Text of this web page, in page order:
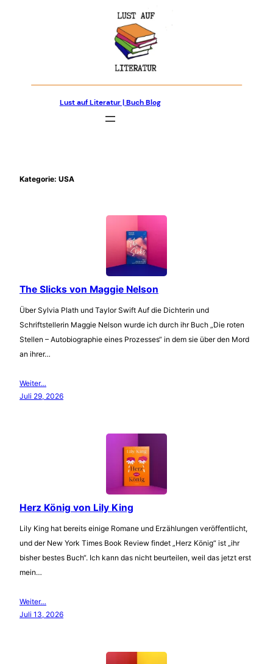
Lust auf Literatur | Buch Blog
Kategorie: USA
The Slicks von Maggie Nelson
Über Sylvia Plath und Taylor Swift Auf die Dichterin und
Schriftstellerin Maggie Nelson wurde ich durch ihr Buch „Die roten
Stellen – Autobiographie eines Prozesses“ in dem sie über den Mord
an ihrer…
Weiter…
Juli 29, 2026
Herz König von Lily King
Lily King hat bereits einige Romane und Erzählungen veröffentlicht,
und der New York Times Book Review findet „Herz König“ ist „ihr
bisher bestes Buch“. Ich kann das nicht beurteilen, weil das jetzt erst
mein…
Weiter…
Juli 13, 2026